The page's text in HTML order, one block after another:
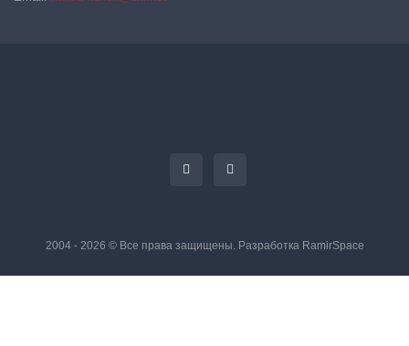
2004 - 2026 © Все права защищены. Разработка RamirSpace